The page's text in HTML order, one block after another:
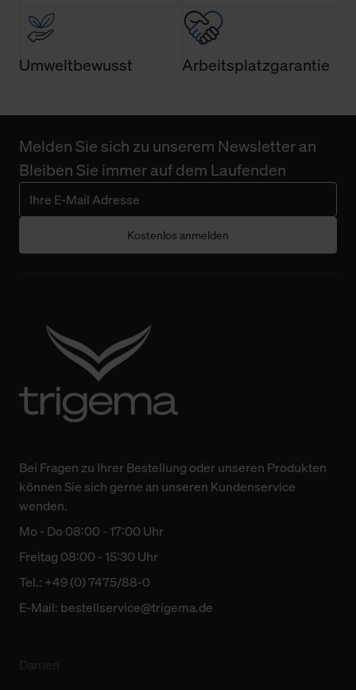
Umweltbewusst Arbeitsplatzgarantie
Melden Sie sich zu unserem Newsletter an
Bleiben Sie immer auf dem Laufenden
Kostenlos anmelden
Bei Fragen zu Ihrer Bestellung oder unseren Produkten
können Sie sich gerne an unseren Kundenservice
wenden.
Mo - Do 08:00 - 17:00 Uhr
Freitag 08:00 - 15:30 Uhr
Tel.: +49 (0) 7475/88-0
E-Mail: bestellservice@trigema.de